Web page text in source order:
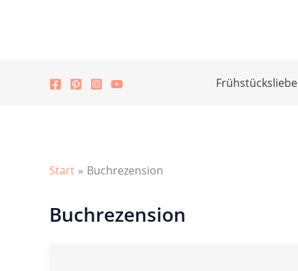
Frühstücksliebe
Start Buchrezension
Buchrezension